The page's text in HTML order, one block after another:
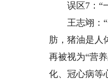
误区7：“一
王志翊：“
肪，猪油是人
再被视为“营
化、冠心病等